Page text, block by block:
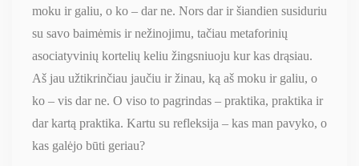
moku ir galiu, o ko – dar ne. Nors dar ir šiandien susiduriu
su savo baimėmis ir nežinojimu, tačiau metaforinių
asociatyvinių kortelių keliu žingsniuoju kur kas drąsiau.
Aš jau užtikrinčiau jaučiu ir žinau, ką aš moku ir galiu, o
ko – vis dar ne. O viso to pagrindas – praktika, praktika ir
dar kartą praktika. Kartu su refleksija – kas man pavyko, o
kas galėjo būti geriau?